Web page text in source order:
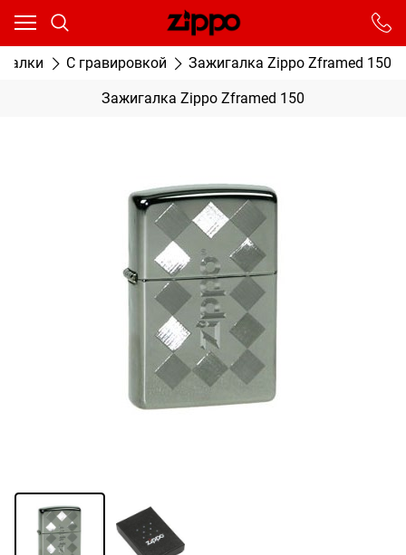
С гравировкой Зажигалка Zippo Zframed 150
Зажигалка Zippo Zframed 150
Ваш город - Москва,
От выбранного города зависят сроки доставки